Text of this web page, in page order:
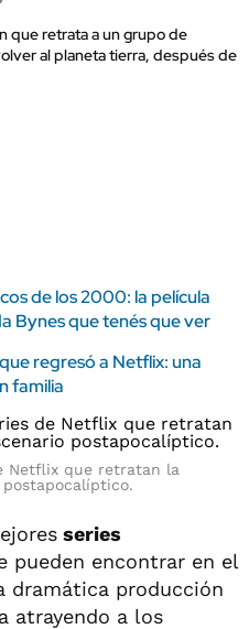
que retrata a un grupo de
al planeta tierra, después de
de los 2000: la película
Bynes que tenés que ver
regresó a Netflix: una
familia
Netflix que retratan la
series
pueden encontrar en el
dramática producción
atrayendo a los